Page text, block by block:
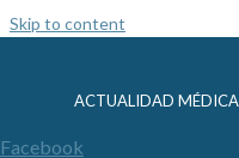
Skip to content
ACTUALIDAD
Facebook